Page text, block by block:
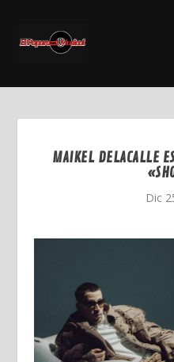
MAIKEL DELACALLE
Dic